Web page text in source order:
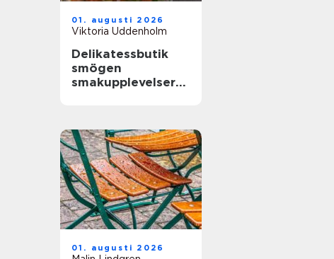
01. augusti 2026
Viktoria Uddenholm
Delikatessbutik
smögen
smakupplevelser
01. augusti 2026